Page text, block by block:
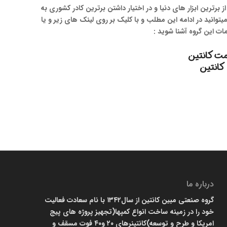
برترین ابزار های دنیا و در اختیار داشتن برترین کادر کشوری به
در ادامه این مطلب و با کلیک بر روی لینک های زیر و یا
این گروه آشنا شوید :
کانتین
کانتین
درباره ما
گروه صنعتی مبین کانتین از سال۱۳۴۲ با نام سعادت فعالیت
خود را در زمینه ساخت انواع کمپها(تجهیز پروژه های پیج
امریکا و طرح و توسعه)کانتینرهای ۲۰ و۴۰ فوت مسقف و